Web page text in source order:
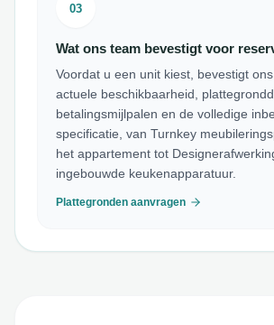
03
Wat ons team bevestigt voor
Voordat u een unit kiest, bevestigt
actuele beschikbaarheid,
betalingsmijlpalen en de volledige
specificatie, van Turnkey
het appartement tot
ingebouwde keukenapparatuur.
Plattegronden aanvragen